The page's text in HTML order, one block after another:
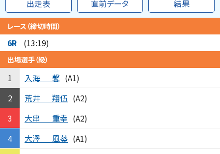
出走表 直前データ 結果
レース（締切時間）
6R (13:19)
出場選手（級）
1 入海 馨 (A1)
2
荒井 翔伍 (A2)
3
大串 重幸 (A2)
4
大澤 風葵 (A1)